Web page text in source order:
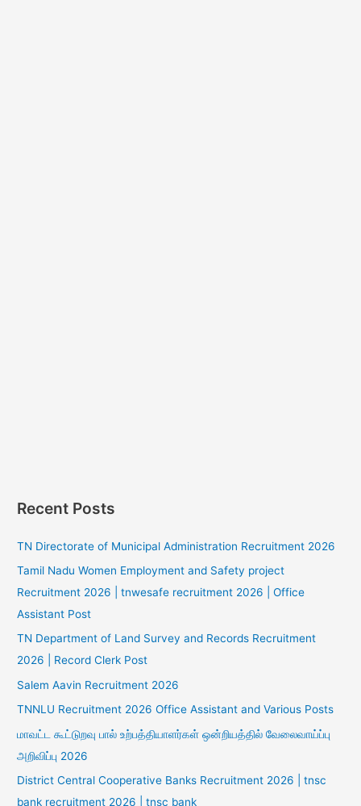
Recent Posts
TN Directorate of Municipal Administration Recruitment 2026
Tamil Nadu Women Employment and Safety project
Recruitment 2026 | tnwesafe recruitment 2026 | Office
Assistant Post
TN Department of Land Survey and Records Recruitment
2026 | Record Clerk Post
Salem Aavin Recruitment 2026
TNNLU Recruitment 2026 Office Assistant and Various Posts
மாவட்ட கூட்டுறவு பால் உற்பத்தியாளர்கள் ஒன்றியத்தில் வேலைவாய்ப்பு
அறிவிப்பு 2026
District Central Cooperative Banks Recruitment 2026 | tnsc
bank recruitment 2026 | tnsc bank